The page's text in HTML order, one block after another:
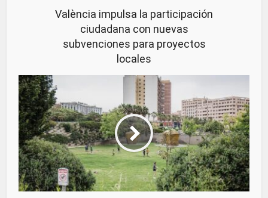
València impulsa la participación
ciudadana con nuevas
subvenciones para proyectos
locales